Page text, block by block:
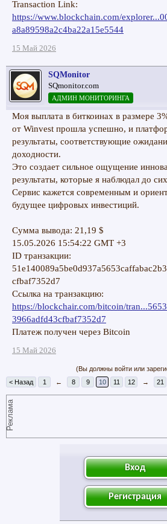
Transaction Link:
https://www.blockchain.com/
a8a89598a2c4ba22a15e5544
15 Май 2026
SQMonitor
SQmonitor.com
АДМИН МОНИТОРИНГА
Моя выплата в биткоинах в размере
от Winvest прошла успешно, и
результаты, соответствующие
доходности.
Это создает сильное ощущение
результаты, которые я наблюдал до
Сервис кажется современным и
будущее цифровых инвестиций.
Сумма вывода: 21,19 $
15.05.2026 15:54:22 GMT +3
ID транзакции:
cfbaf7352d7
Ссылка на транзакцию:
https://blockchair.com/bitcoin/
3966adfd43cfbaf7352d7
Платеж получен через Bitcoin
15 Май 2026
(Вы должны войти или
< Назад
1 ← 8 9 10 11 12 → 21
Реклама
Вход
Регистрация